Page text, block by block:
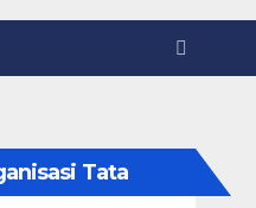
Tata